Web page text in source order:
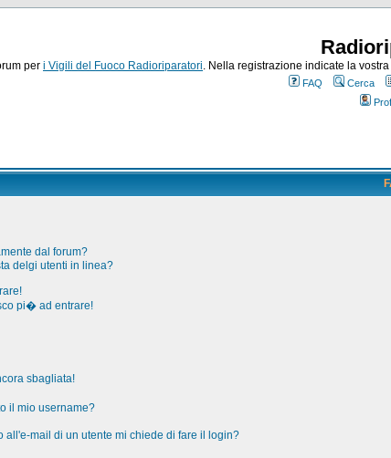
per i Vigili del Fuoco Radioriparatori. Nella registrazione indicate la
FAQ Cerca
dal forum?
delgi utenti in linea?
pi� ad entrare!
sbagliata!
il mio username?
mail di un utente mi chiede di fare il login?